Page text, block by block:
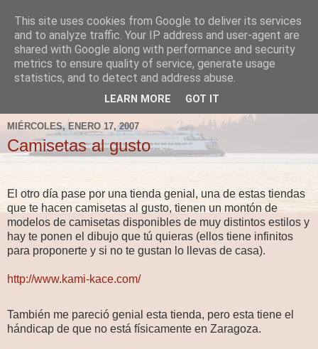
Fergus el Destructor
Blog sobre lo que le apetece escribir a Fergus, en el caso
de que le apetezca escribir.
MIÉRCOLES, ENERO 17, 2007
Camisetas al gusto
El otro día pase por una tienda genial, una de estas tiendas
que te hacen camisetas al gusto, tienen un montón de
modelos de camisetas disponibles de muy distintos estilos y
hay te ponen el dibujo que tú quieras (ellos tiene infinitos
para proponerte y si no te gustan lo llevas de casa).
http://www.kami-kace.com/
También me pareció genial esta tienda, pero esta tiene el
hándicap de que no está físicamente en Zaragoza.
This site uses cookies from Google to deliver its services
and to analyze traffic. Your IP address and user-agent are
shared with Google along with performance and security
metrics to ensure quality of service, generate usage
statistics, and to detect and address abuse.
LEARN MORE GOT IT